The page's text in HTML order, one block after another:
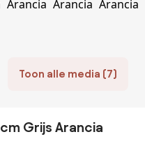
Toon alle media (7)
Grijs Arancia